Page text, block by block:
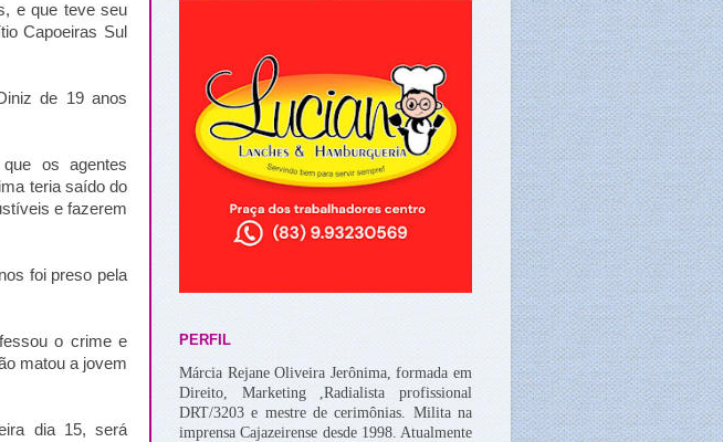
e que teve seu
Capoeiras Sul
de 19 anos
os agentes
teria saído do
e fazerem
foi preso pela
o crime e
matou a jovem
dia 15, será
PERFIL
Márcia Rejane Oliveira Jerônima, formada em
Direito, Marketing ,Radialista profissional
DRT/3203 e mestre de cerimônias. Milita na
imprensa Cajazeirense desde 1998. Atualmente